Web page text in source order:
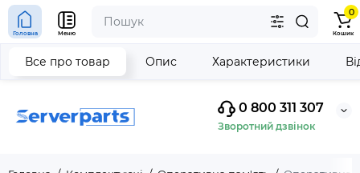
0 800 311 307
Зворотний дзвінок
Головна Меню
0
Кошик
Все про товар Опис Характеристики